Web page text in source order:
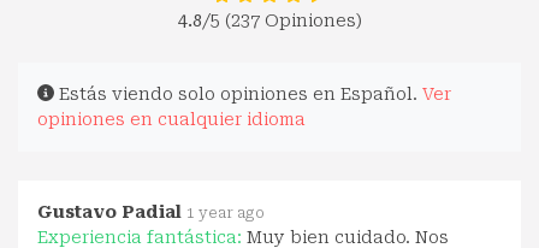
4.8/5 (237 Opiniones)
Estás viendo solo opiniones en Español. Ver
opiniones en cualquier idioma
Gustavo Padial 1 year ago
Experiencia fantástica: Muy bien cuidado. Nos